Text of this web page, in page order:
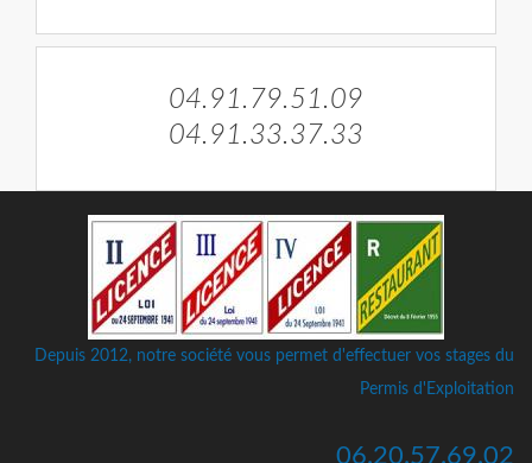
04.91.79.51.09
04.91.33.37.33
Depuis 2012, notre société vous permet d'effectuer vos stages du
Permis d'Exploitation
06.20.57.69.02